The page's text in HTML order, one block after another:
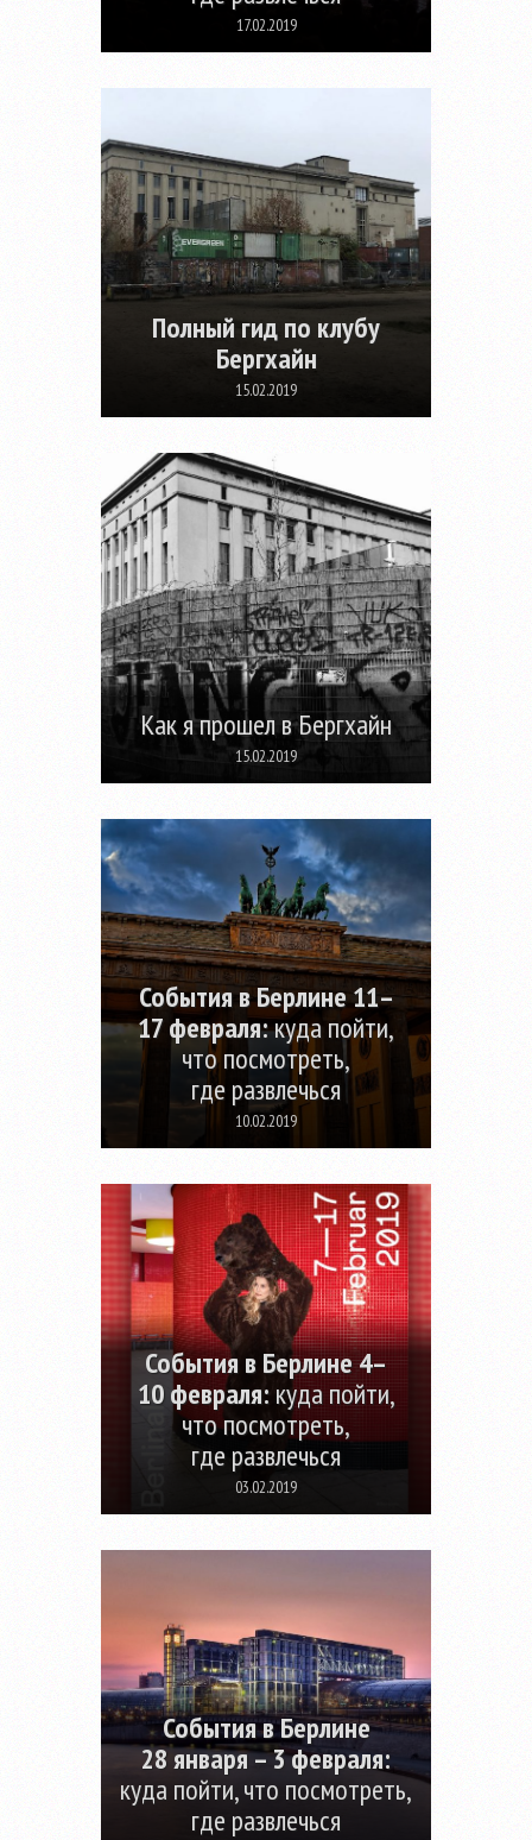
17.02.2019
Полный гид по клубу
Бергхайн
15.02.2019
Как я прошел в Бергхайн
15.02.2019
События в Берлине 11–
17 февраля:куда пойти,
что посмотреть,
где развлечься
10.02.2019
События в Берлине 4–
10 февраля: куда пойти,
что посмотреть,
где развлечься
03.02.2019
События в Берлине
28 января – 3 февраля:
куда пойти, что посмотреть,
где развлечься